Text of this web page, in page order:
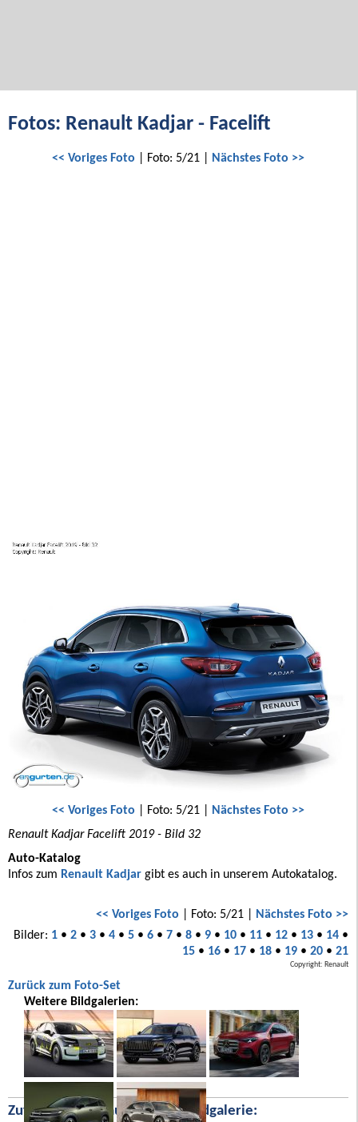
Fotos: Renault Kadjar - Facelift
<< Voriges Foto | Foto: 5/21 | Nächstes Foto >>
<< Voriges Foto | Foto: 5/21 | Nächstes Foto >>
Renault Kadjar Facelift 2019 - Bild 32
Auto-Katalog
Infos zum Renault Kadjar gibt es auch in unserem Autokatalog.
<< Voriges Foto | Foto: 5/21 | Nächstes Foto >>
Bilder: 1• 2• 3• 4• 5• 6• 7• 8• 9• 10• 11• 12• 13• 14•
15• 16• 17• 18• 19• 20• 21
Copyright: Renault
Zurück zum Foto-Set
Weitere Bildgalerien:
Zufällige Bilder aus unserer Bildgalerie: